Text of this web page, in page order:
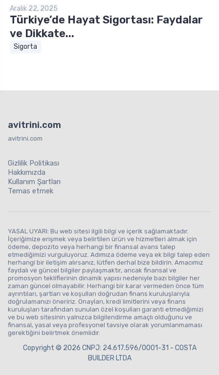
Aralık 22, 2025
Türkiye’de Hayat Sigortası: Faydalar
ve Dikkate...
Sigorta
avitrini.com
avitrini.com
Gizlilik Politikası
Hakkımızda
Kullanım Şartları
Temas etmek
YASAL UYARI: Bu web sitesi ilgili bilgi ve içerik sağlamaktadır.
İçeriğimize erişmek veya belirtilen ürün ve hizmetleri almak için
ödeme, depozito veya herhangi bir finansal avans talep
etmediğimizi vurguluyoruz. Adımıza ödeme veya ek bilgi talep eden
herhangi bir iletişim alırsanız, lütfen derhal bize bildirin. Amacımız
faydalı ve güncel bilgiler paylaşmaktır, ancak finansal ve
promosyon tekliflerinin dinamik yapısı nedeniyle bazı bilgiler her
zaman güncel olmayabilir. Herhangi bir karar vermeden önce tüm
ayrıntıları, şartları ve koşulları doğrudan finans kuruluşlarıyla
doğrulamanızı öneririz. Onayları, kredi limitlerini veya finans
kuruluşları tarafından sunulan özel koşulları garanti etmediğimizi
ve bu web sitesinin yalnızca bilgilendirme amaçlı olduğunu ve
finansal, yasal veya profesyonel tavsiye olarak yorumlanmaması
gerektiğini belirtmek önemlidir.
Copyright © 2026 CNPJ: 24.617.596/0001-31 - COSTA
BUILDER LTDA